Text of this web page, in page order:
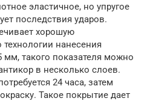
эластичное, но упругое
последствия ударов.
хорошую
нанесения
такого показателя можно
в несколько слоев.
24 часа, затем
Такое покрытие дает